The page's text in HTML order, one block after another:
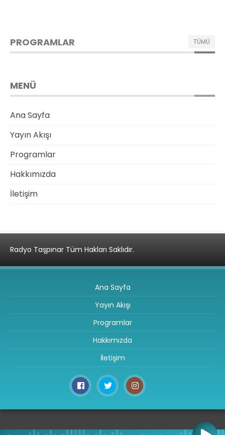
PROGRAMLAR TÜMÜ
MENÜ
Ana Sayfa
Yayın Akışı
Programlar
Hakkımızda
İletişim
Radyo Taşpınar Tüm Hakları Saklıdır.
Ana Sayfa
Yayın Akışı
Programlar
Hakkımızda
İletişim